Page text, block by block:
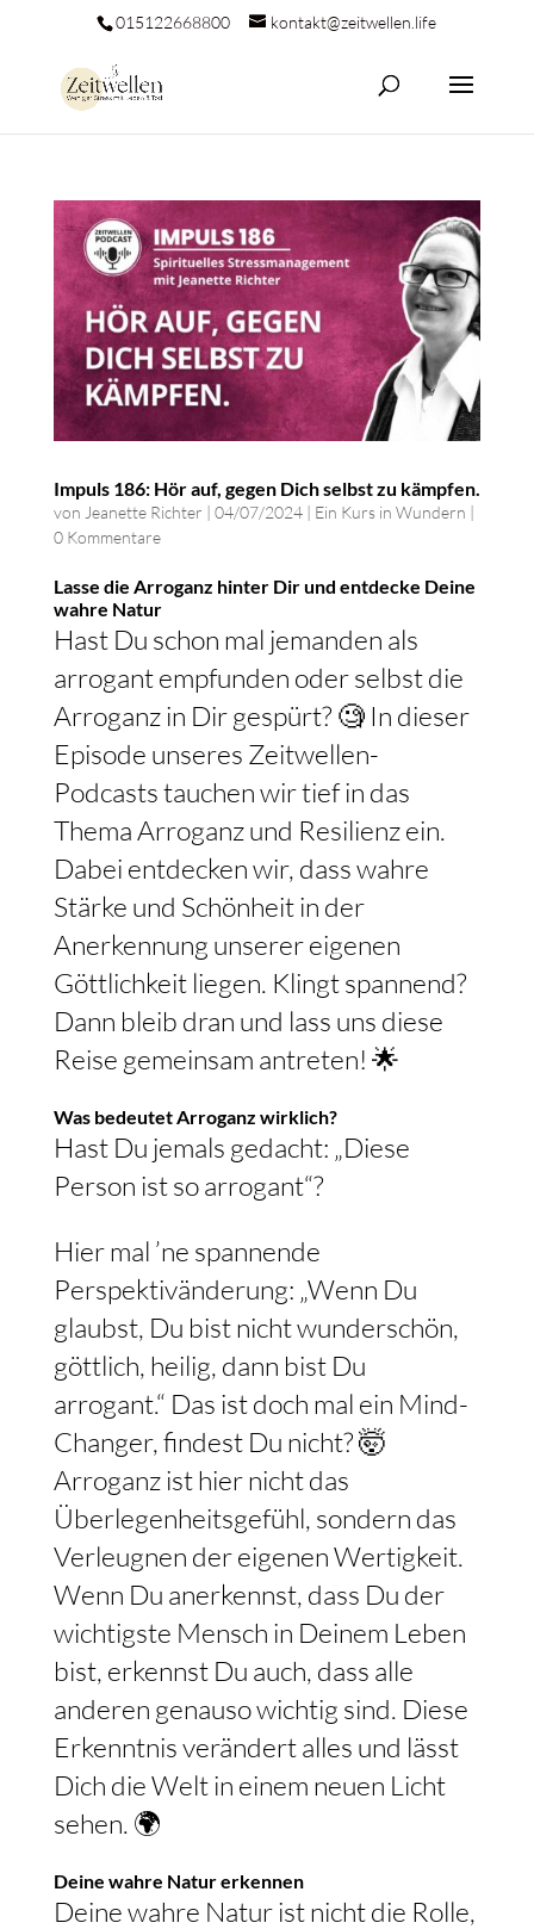
015122668800 kontakt@zeitwellen.life
Impuls 186: Hör auf, gegen Dich selbst zu kämpfen.
von Jeanette Richter | 04/07/2024| Ein Kurs in Wundern |
0 Kommentare
Lasse die Arroganz hinter Dir und entdecke Deine
wahre Natur
Hast Du schon mal jemanden als
arrogant empfunden oder selbst die
Arroganz in Dir gespürt? 🧐 In dieser
Episode unseres Zeitwellen-
Podcasts tauchen wir tief in das
Thema Arroganz und Resilienz ein.
Dabei entdecken wir, dass wahre
Stärke und Schönheit in der
Anerkennung unserer eigenen
Göttlichkeit liegen. Klingt spannend?
Dann bleib dran und lass uns diese
Reise gemeinsam antreten! 🌟
Was bedeutet Arroganz wirklich?
Hast Du jemals gedacht: „Diese
Person ist so arrogant“?
Hier mal ’ne spannende
Perspektivänderung: „Wenn Du
glaubst, Du bist nicht wunderschön,
göttlich, heilig, dann bist Du
arrogant.“ Das ist doch mal ein Mind-
Changer, findest Du nicht? 🤯
Arroganz ist hier nicht das
Überlegenheitsgefühl, sondern das
Verleugnen der eigenen Wertigkeit.
Wenn Du anerkennst, dass Du der
wichtigste Mensch in Deinem Leben
bist, erkennst Du auch, dass alle
anderen genauso wichtig sind. Diese
Erkenntnis verändert alles und lässt
Dich die Welt in einem neuen Licht
sehen. 🌍
Deine wahre Natur erkennen
Deine wahre Natur ist nicht die Rolle,